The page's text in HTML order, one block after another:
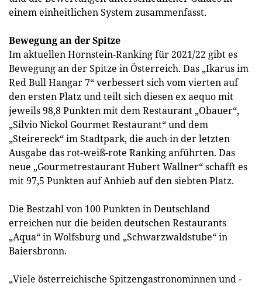
einem einheitlichen System zusammenfasst.
Bewegung an der Spitze
Im aktuellen Hornstein-Ranking für 2021/22 gibt es
Bewegung an der Spitze in Österreich. Das „Ikarus im
Red Bull Hangar 7“ verbessert sich vom vierten auf
den ersten Platz und teilt sich diesen ex aequo mit
jeweils 98,8 Punkten mit dem Restaurant „Obauer“,
„Silvio Nickol Gourmet Restaurant“ und dem
„Steirereck“ im Stadtpark, die auch in der letzten
Ausgabe das rot-weiß-rote Ranking anführten. Das
neue „Gourmetrestaurant Hubert Wallner“ schafft es
mit 97,5 Punkten auf Anhieb auf den siebten Platz.
Die Bestzahl von 100 Punkten in Deutschland
erreichen nur die beiden deutschen Restaurants
„Aqua“ in Wolfsburg und „Schwarzwaldstube“ in
Baiersbronn.
„Viele österreichische Spitzengastronominnen und -